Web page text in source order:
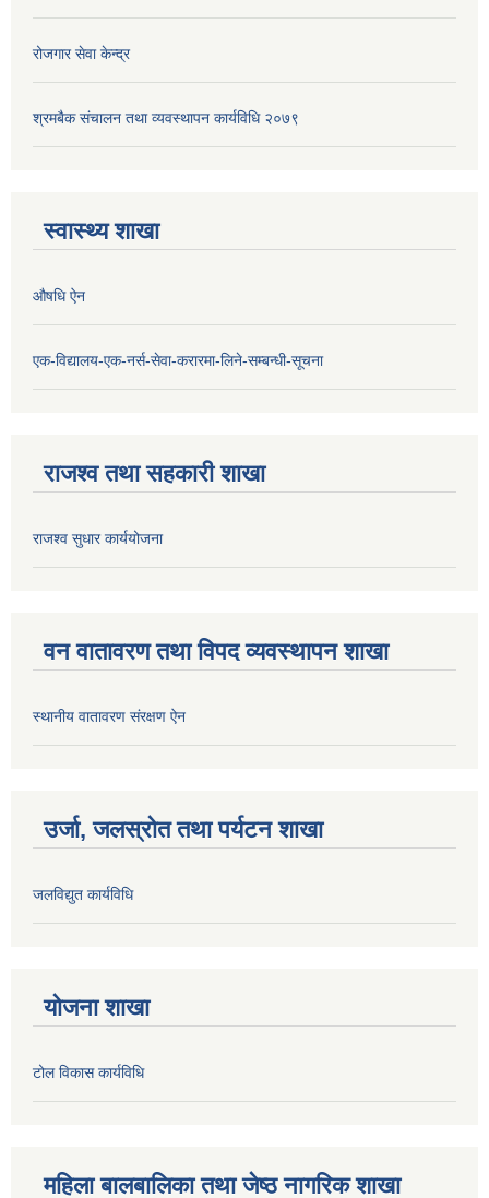
रोजगार सेवा केन्द्र
श्रमबैक संचालन तथा व्यवस्थापन कार्यविधि २०७९
स्वास्थ्य शाखा
औषधि ऐन
एक-विद्यालय-एक-नर्स-सेवा-करारमा-लिने-सम्बन्धी-सूचना
राजश्व तथा सहकारी शाखा
राजश्व सुधार कार्ययोजना
वन वातावरण तथा विपद व्यवस्थापन शाखा
स्थानीय वातावरण संरक्षण ऐन
उर्जा, जलस्रोत तथा पर्यटन शाखा
जलविद्युत कार्यविधि
योजना शाखा
टोल विकास कार्यविधि
महिला बालबालिका तथा जेष्ठ नागरिक शाखा